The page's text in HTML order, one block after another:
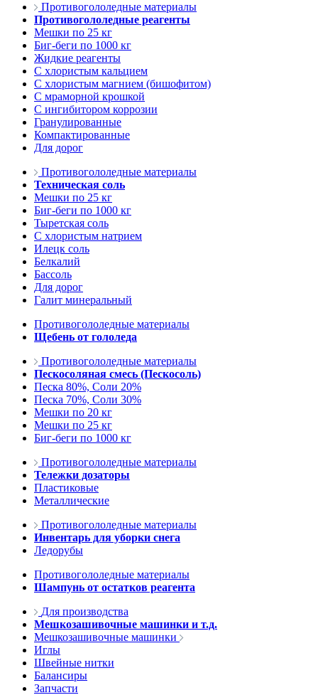
Противогололедные материалы
Противогололедные реагенты
Мешки по 25 кг
Биг-беги по 1000 кг
Жидкие реагенты
С хлористым кальцием
С хлористым магнием (бишофитом)
С мраморной крошкой
С ингибитором коррозии
Гранулированные
Компактированные
Для дорог
Противогололедные материалы
Техническая соль
Мешки по 25 кг
Биг-беги по 1000 кг
Тыретская соль
С хлористым натрием
Илецк соль
Белкалий
Бассоль
Для дорог
Галит минеральный
Противогололедные материалы
Щебень от гололеда
Противогололедные материалы
Пескосоляная смесь (Пескосоль)
Песка 80%, Соли 20%
Песка 70%, Соли 30%
Мешки по 20 кг
Мешки по 25 кг
Биг-беги по 1000 кг
Противогололедные материалы
Тележки дозаторы
Пластиковые
Металлические
Противогололедные материалы
Инвентарь для уборки снега
Ледорубы
Противогололедные материалы
Шампунь от остатков реагента
Для производства
Мешкозашивочные машинки и т.д.
Мешкозашивочные машинки
Иглы
Швейные нитки
Балансиры
Запчасти